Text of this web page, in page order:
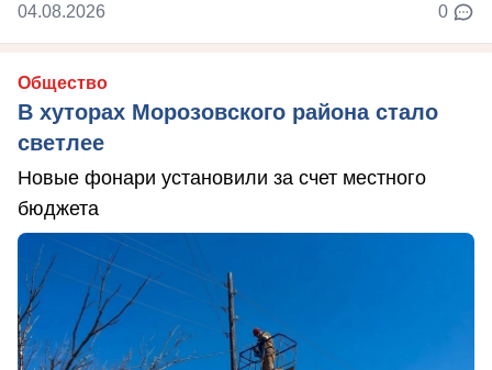
04.08.2026 0
Общество
В хуторах Морозовского района стало
светлее
Новые фонари установили за счет местного
бюджета